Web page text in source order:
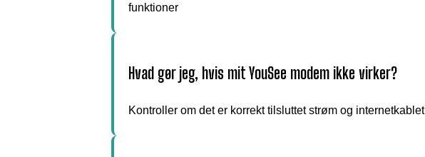
funktioner
Hvad gør jeg, hvis mit YouSee modem ikke virker?
Kontroller om det er korrekt tilsluttet strøm og internetkablet